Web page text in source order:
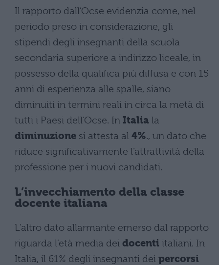
Il rapporto dall’Ocse evidenzia come, nel
periodo preso in considerazione, gli
stipendi degli insegnanti della scuola
secondaria superiore a indirizzo liceale, in
possesso della qualifica più diffusa e con 15
anni di esperienza alle spalle, siano
diminuiti in termini reali in circa la metà di
tutti i Paesi dell’Ocse. In Italia la
diminuzione si attesta al 4%., un dato che
riduce significativamente l’attrattività della
professione per i nuovi candidati.
L’invecchiamento della classe
docente italiana
L’altro dato allarmante emerso dal rapporto
riguarda l’età media dei docenti italiani. In
Italia, il 61% degli insegnanti dei percorsi